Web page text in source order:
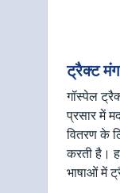
ट्रैक्ट
गॉस्पेल
प्रसार में
वितरण के
करती है।
भाषाओं में